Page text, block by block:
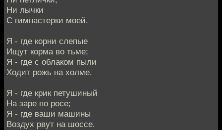
Ни лычки
С гимнастерки моей.
Я - где корни слепые
Ищут корма во тьме;
Я - где с облаком пыли
Ходит рожь на холме.
Я - где крик петушиный
На заре по росе;
Я - где ваши машины
Воздух рвут на шоссе.